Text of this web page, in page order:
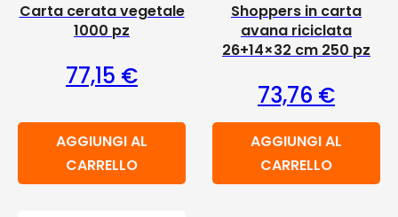
Carta cerata vegetale
1000 pz
77,15 €
AGGIUNGI AL
CARRELLO
Shoppers in carta
avana riciclata
26+14×32 cm 250 pz
73,76 €
AGGIUNGI AL
CARRELLO